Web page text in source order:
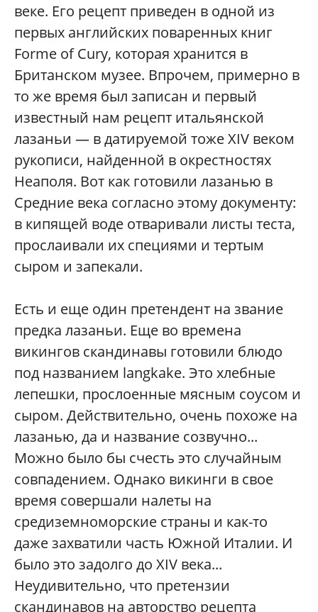
веке. Его рецепт приведен в одной из
первых английских поваренных книг
Forme of Cury, которая хранится в
Британском музее. Впрочем, примерно в
то же время был записан и первый
известный нам рецепт итальянской
лазаньи — в датируемой тоже XIV веком
рукописи, найденной в окрестностях
Неаполя. Вот как готовили лазанью в
Средние века согласно этому документу:
в кипящей воде отваривали листы теста,
прослаивали их специями и тертым
сыром и запекали.
Есть и еще один претендент на звание
предка лазаньи. Еще во времена
викингов скандинавы готовили блюдо
под названием langkake. Это хлебные
лепешки, прослоенные мясным соусом и
сыром. Действительно, очень похоже на
лазанью, да и название созвучно...
Можно было бы счесть это случайным
совпадением. Однако викинги в свое
время совершали налеты на
средиземноморские страны и как-то
даже захватили часть Южной Италии. И
было это задолго до XIV века...
Неудивительно, что претензии
скандинавов на авторство рецепта